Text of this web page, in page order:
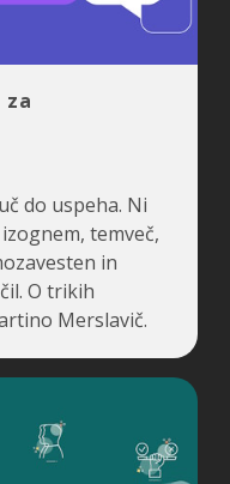
do uspeha. Ni
temveč,
in
O trikih
Merslavič.